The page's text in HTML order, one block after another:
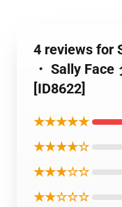
4 reviews for
・ Sally
[ID8622]
★★★★★
★★★★☆
★★★☆☆
★★☆☆☆